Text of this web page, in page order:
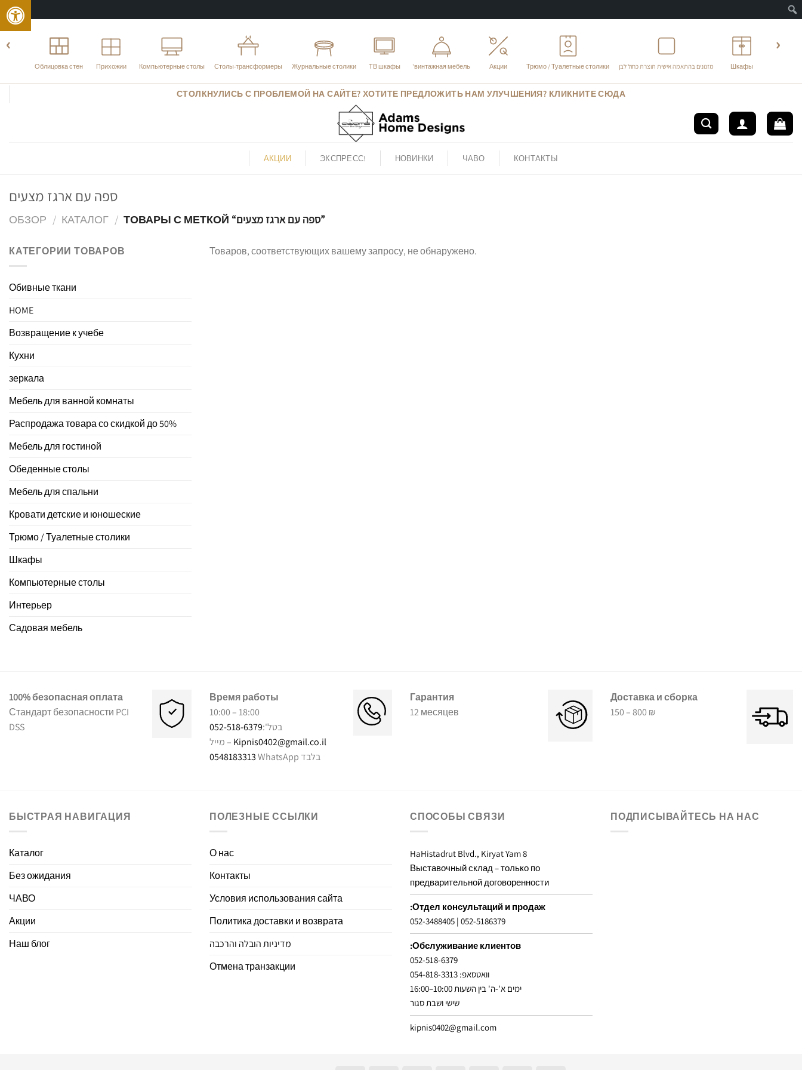
О
‹
Шкафы מזנונים בהתאמה אישית תוצרת כחול לבן Трюмо / Туалетные столики
Акции
винтажная мебель'
ТВ шкафы
Журнальные столики
Столы-трансформеры
Компьютерные столы
Прихожии
Облицовка стен
›
СТОЛКНУЛИСЬ С ПРОБЛЕМОЙ НА САЙТЕ? ХОТИТЕ ПРЕДЛОЖИТЬ НАМ УЛУЧШЕНИЯ? КЛИКНИТЕ СЮДА
АКЦИИ ЭКСПРЕСС! НОВИНКИ ЧАВО КОНТАКТЫ
ספה עם ארגז מצעים
ОБЗОР / КАТАЛОГ / ТОВАРЫ С МЕТКОЙ “ספה עם ארגז מצעים”
КАТЕГОРИИ ТОВАРОВ
Обивные ткани
HOME
Возвращение к учебе
Кухни
зеркала
Мебель для ванной комнаты
Распродажа товара со скидкой до 50%
Мебель для гостиной
Обеденные столы
Мебель для спальни
Кровати детские и юношеские
Трюмо / Туалетные столики
Шкафы
Компьютерные столы
Интерьер
Садовая мебель
Товаров, соответствующих вашему запросу, не обнаружено.
100% безопасная оплата
Стандарт безопасности PCI
DSS
Время работы
10:00 – 18:00
בטל':052-518-6379
מייל – Kipnis0402@gmail.co.il
0548183313
WhatsApp בלבד
Гарантия
12 месяцев
Доставка и сборка
150 – 800 ₪
БЫСТРАЯ НАВИГАЦИЯ
Каталог
Без ожидания
ЧАВО
Акции
Наш блог
ПОЛЕЗНЫЕ ССЫЛКИ
О нас
Контакты
Условия использования сайта
Политика доставки и возврата
מדיניות הובלה והרכבה
Отмена транзакции
СПОСОБЫ СВЯЗИ
8 HaHistadrut Blvd., Kiryat Yam
Выставочный склад – только по
предварительной договоренности
Отдел консультаций и продаж:
052-5186379
|
052-3488405
Обслуживание клиентов:
052-518-6379
וואטסאפ: 054-818-3313
ימים א'-ה' בין השעות 10:00–16:00
שישי ושבת סגור
kipnis0402@gmail.com
ПОДПИСЫВАЙТЕСЬ НА НАС